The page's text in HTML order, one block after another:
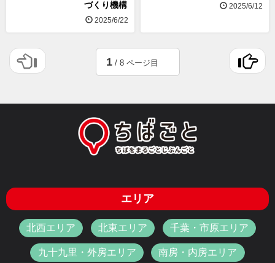
づくり機構
2025/6/22
2025/6/12
1/ 8 ページ目
エリア
北西エリア 北東エリア 千葉・市原エリア
九十九里・外房エリア 南房・内房エリア